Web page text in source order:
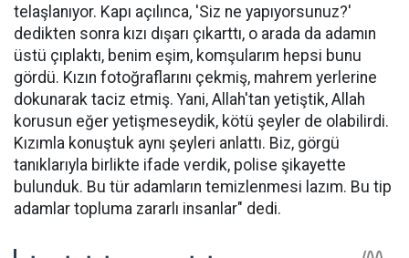
telaşlanıyor. Kapı açılınca, 'Siz ne yapıyorsunuz?'
dedikten sonra kızı dışarı çıkarttı, o arada da adamın
üstü çıplaktı, benim eşim, komşularım hepsi bunu
gördü. Kızın fotoğraflarını çekmiş, mahrem yerlerine
dokunarak taciz etmiş. Yani, Allah'tan yetiştik, Allah
korusun eğer yetişmeseydik, kötü şeyler de olabilirdi.
Kızımla konuştuk aynı şeyleri anlattı. Biz, görgü
tanıklarıyla birlikte ifade verdik, polise şikayette
bulunduk. Bu tür adamların temizlenmesi lazım. Bu tip
adamlar topluma zararlı insanlar" dedi.